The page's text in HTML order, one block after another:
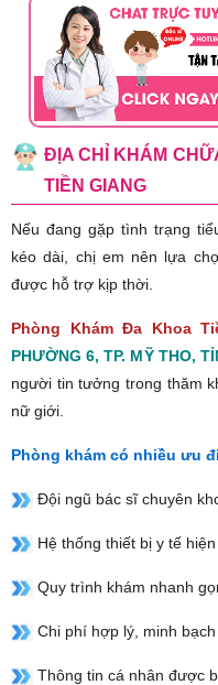
ĐỊA CHỈ KHÁM
TIỀN GIANG
Nếu đang gặp tình trạng
kéo dài, chị em nên lựa
được hỗ trợ kịp thời.
Phòng Khám Đa Khoa
PHƯỜNG 6, TP. MỸ THO,
người tin tưởng trong thăm
nữ giới.
Phòng khám có nhiều ưu
Đội ngũ bác sĩ chuyên
Hệ thống thiết bị y tế
Quy trình khám nhanh
Chi phí hợp lý, minh bạch
Thông tin cá nhân được